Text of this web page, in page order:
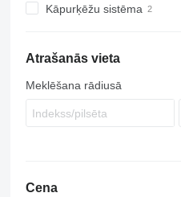
Kāpurķēžu sistēma
Atrašanās vieta
Meklēšana rādiusā
Cena